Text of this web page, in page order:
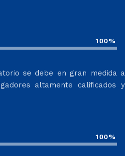
100%
se debe en gran medida a
altamente calificados y
100%